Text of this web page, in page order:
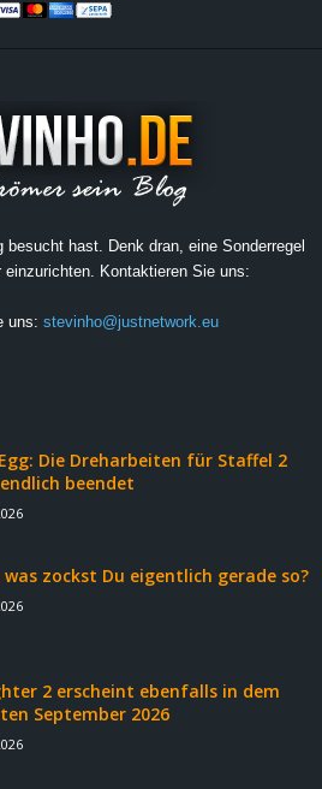
besucht hast. Denk dran, eine Sonderregel
einzurichten. Kontaktieren Sie uns:
uns: stevinho@justnetwork.eu
Die Dreharbeiten für Staffel 2
beendet
was zockst Du eigentlich gerade so?
2 erscheint ebenfalls in dem
September 2026